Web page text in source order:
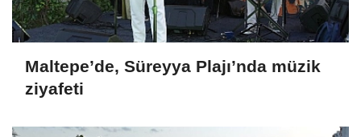
Maltepe’de, Süreyya Plajı’nda müzik
ziyafeti